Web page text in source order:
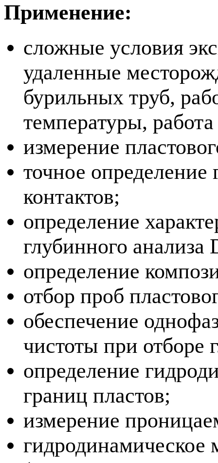
Применение:
сложные условия
удаленные
бурильных труб,
температуры,
измерение
точное
контактов;
определение
глубинного анализа
определение
отбор проб
обеспечение
чистоты при отборе
определение
границ пластов;
измерение
гидродинамическое